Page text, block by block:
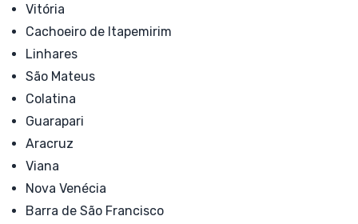
Vitória
Cachoeiro de Itapemirim
Linhares
São Mateus
Colatina
Guarapari
Aracruz
Viana
Nova Venécia
Barra de São Francisco